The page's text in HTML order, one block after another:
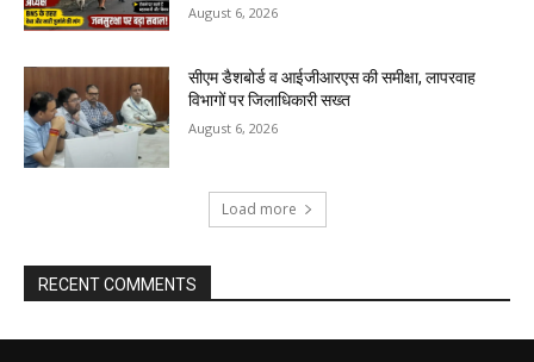
August 6, 2026
सीएम डैशबोर्ड व आईजीआरएस की समीक्षा, लापरवाह
विभागों पर जिलाधिकारी सख्त
August 6, 2026
Load more
RECENT COMMENTS